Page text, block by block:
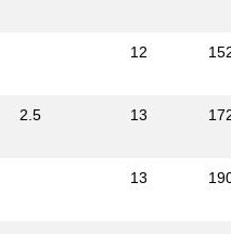
12
2.5 13
13